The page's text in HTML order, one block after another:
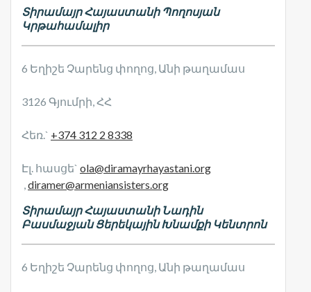
Տիրամայր Հայաստանի Պողոսյան
Կրթահամալիր
6 Եղիշե Չարենց փողոց, Անի թաղամաս
3126 Գյումրի, ՀՀ
Հեռ.` +374 312 2 8338
Էլ. հասցե` ola@diramayrhayastani.org
diramer@armeniansisters.org
Տիրամայր Հայաստանի Նադին
Բասմաջյան Ցերեկային Խնամքի Կենտրոն
6 Եղիշե Չարենց փողոց, Անի թաղամաս